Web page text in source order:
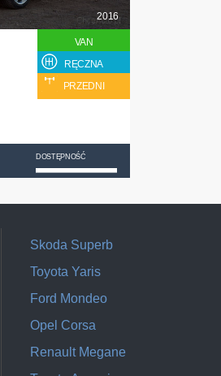
2016
VAN
RĘCZNA
PRZEDNI
DOSTĘPNOŚĆ
Skoda Superb
Toyota Yaris
Ford Mondeo
Opel Corsa
Renault Megane